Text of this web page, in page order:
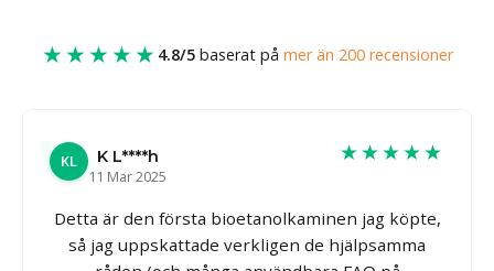
★★★★★ 4.8/5baserat på mer än 200 recensioner
KL
K L****h
11 Mar 2025
★★★★★
Detta är den första bioetanolkaminen jag köpte,
så jag uppskattade verkligen de hjälpsamma